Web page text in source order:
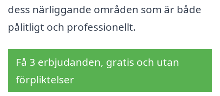
dess närliggande områden som är både
pålitligt och professionellt.
Få 3 erbjudanden, gratis och utan
förpliktelser